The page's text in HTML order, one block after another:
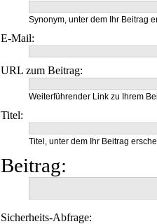
Synonym, unter dem Ihr Beitrag
E-Mail:
URL zum Beitrag:
Weiterführender Link zu Ihrem
Titel:
Titel, unter dem Ihr Beitrag
Beitrag:
Sicherheits-Abfrage: